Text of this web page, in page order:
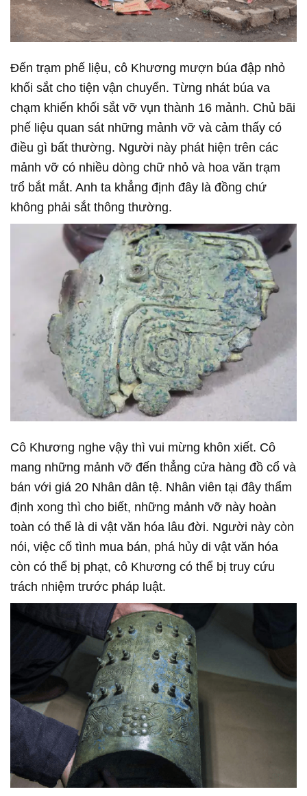
Đến trạm phế liệu, cô Khương mượn búa đập nhỏ
khối sắt cho tiện vận chuyển. Từng nhát búa va
chạm khiến khối sắt vỡ vụn thành 16 mảnh. Chủ bãi
phế liệu quan sát những mảnh vỡ và cảm thấy có
điều gì bất thường. Người này phát hiện trên các
mảnh vỡ có nhiều dòng chữ nhỏ và hoa văn trạm
trổ bắt mắt. Anh ta khẳng định đây là đồng chứ
không phải sắt thông thường.
Cô Khương nghe vậy thì vui mừng khôn xiết. Cô
mang những mảnh vỡ đến thẳng cửa hàng đồ cổ và
bán với giá 20 Nhân dân tệ. Nhân viên tại đây thẩm
định xong thì cho biết, những mảnh vỡ này hoàn
toàn có thể là di vật văn hóa lâu đời. Người này còn
nói, việc cố tình mua bán, phá hủy di vật văn hóa
còn có thể bị phạt, cô Khương có thể bị truy cứu
trách nhiệm trước pháp luật.